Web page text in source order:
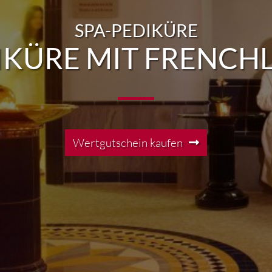
SPA-PEDIKÜRE
MIT
Wertgutschein kaufen